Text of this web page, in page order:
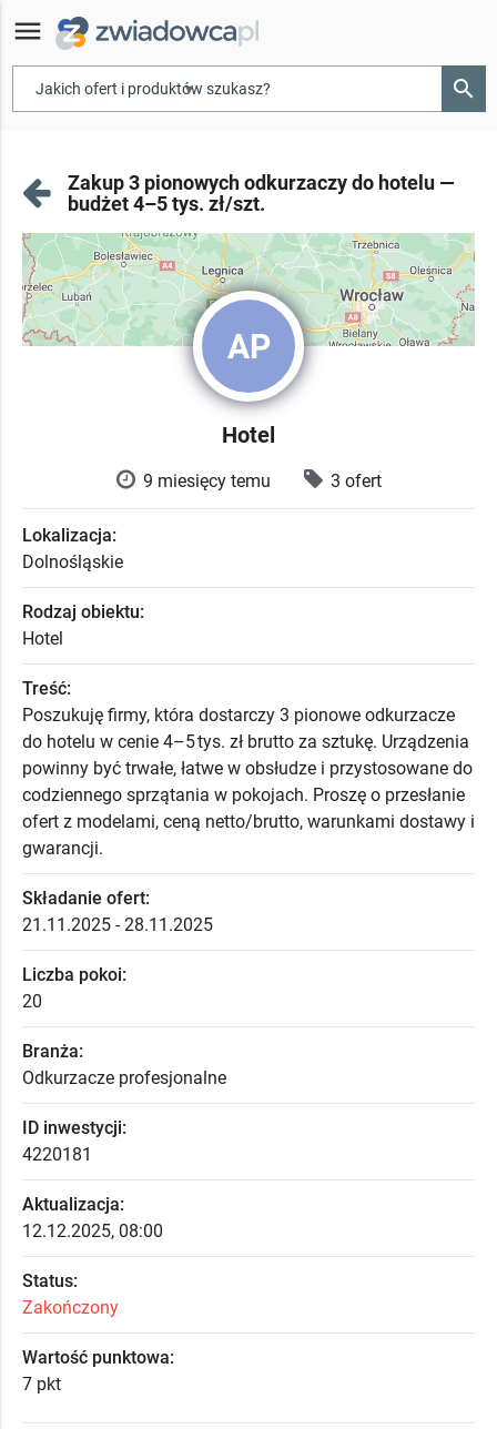
menu
▾ search
Zakup 3 pionowych odkurzaczy do hotelu —
budżet 4–5 tys. zł/szt.
AP
Hotel
9 miesięcy temu 3 ofert
Lokalizacja:
Dolnośląskie
Rodzaj obiektu:
Hotel
Treść:
Poszukuję firmy, która dostarczy 3 pionowe odkurzacze
do hotelu w cenie 4–5 tys. zł brutto za sztukę. Urządzenia
powinny być trwałe, łatwe w obsłudze i przystosowane do
codziennego sprzątania w pokojach. Proszę o przesłanie
ofert z modelami, ceną netto/brutto, warunkami dostawy i
gwarancji.
Składanie ofert:
21.11.2025 - 28.11.2025
Liczba pokoi:
20
Branża:
Odkurzacze profesjonalne
ID inwestycji:
4220181
Aktualizacja:
12.12.2025, 08:00
Status:
Zakończony
Wartość punktowa:
7 pkt